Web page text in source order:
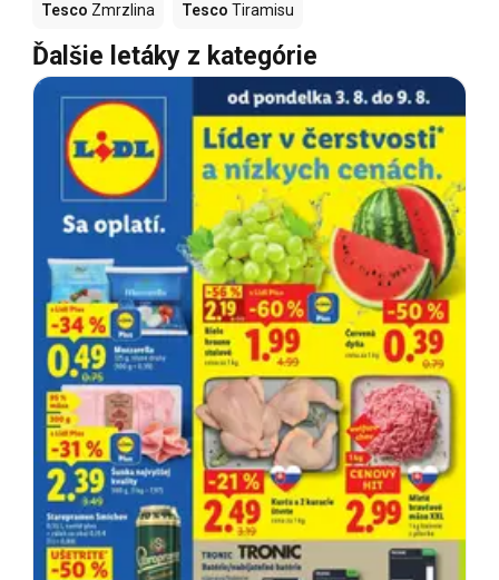
Tesco Zmrzlina Tesco Tiramisu
Ďalšie letáky z kategórie